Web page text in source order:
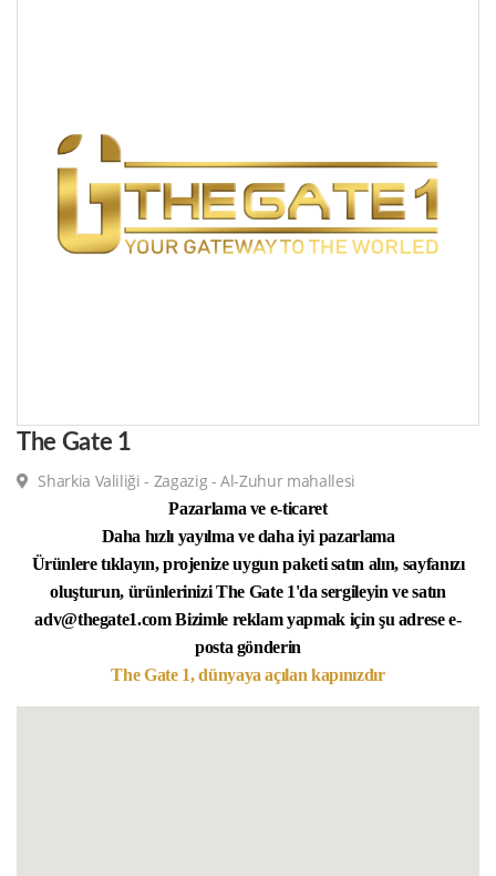
The Gate 1
Sharkia Valiliği - Zagazig - Al-Zuhur mahallesi
Pazarlama ve e-ticaret
Daha hızlı yayılma ve daha iyi pazarlama
Ürünlere tıklayın, projenize uygun paketi satın alın, sayfanızı
oluşturun, ürünlerinizi The Gate 1'da sergileyin ve satın
adv@thegate1.com Bizimle reklam yapmak için şu adrese e-
posta gönderin
The Gate 1, dünyaya açılan kapınızdır